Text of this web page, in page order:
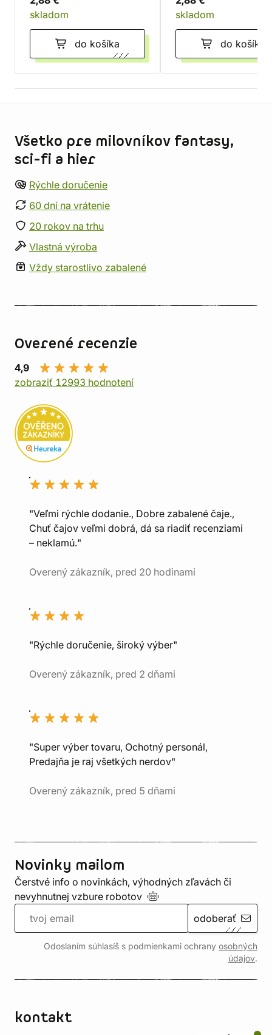
skladom
do košíka
skladom
do košíka
Všetko pre milovníkov fantasy,
sci-fi a hier
Rýchle doručenie
60 dní na vrátenie
20 rokov na trhu
Vlastná výroba
Vždy starostlivo zabalené
Overené recenzie
4,9
zobraziť 12993 hodnotení
"Veľmi rýchle dodanie., Dobre zabalené čaje.,
Chuť čajov veľmi dobrá, dá sa riadiť recenziami
– neklamú."
Overený zákazník, pred 20 hodinami
"Rýchle doručenie, široký výber"
Overený zákazník, pred 2 dňami
"Super výber tovaru, Ochotný personál,
Predajňa je raj všetkých nerdov"
Overený zákazník, pred 5 dňami
Novinky mailom
Čerstvé info o novinkách, výhodných zľavách či
nevyhnutnej vzbure robotov
odoberať
Odoslaním súhlasíš s podmienkami ochrany osobných
údajov.
kontakt